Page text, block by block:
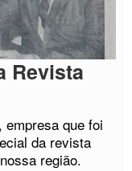
Revista
empresa que foi
da revista
região.